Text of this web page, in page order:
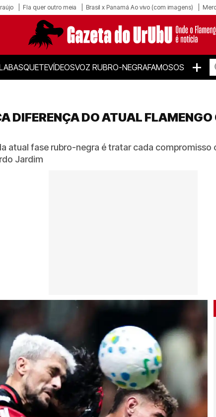
Fla quer outro meia Brasil x Panamá Ao vivo (com imagens)
VÍDEOSVOZ RUBRO-NEGRAFAMOSOS +
DIFERENÇA DO ATUAL
atual fase rubro-negra é tratar cada compromisso
Jardim